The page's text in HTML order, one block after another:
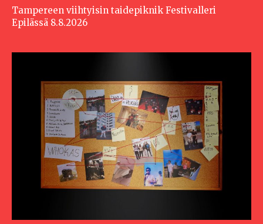
Tampereen viihtyisin taidepiknik Festivalleri
Epilässä 8.8.2026